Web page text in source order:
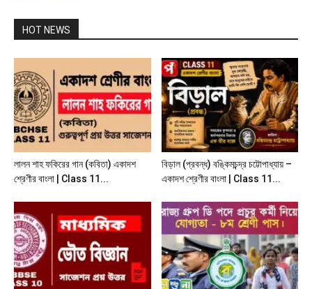
HOT NEWS
লালন শাহ ফকিরের গান (কবিতা) একাদশ
শ্রেণীর বাংলা | Class 11...
বিড়াল (প্রবন্ধ) বঙ্কিমচন্দ্র চট্টোপাধ্যায় –
একাদশ শ্রেণীর বাংলা | Class 11...